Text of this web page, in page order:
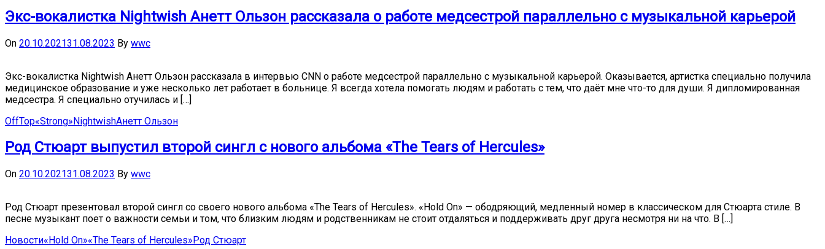
Экс-вокалистка Nightwish Анетт Ользон рассказала о работе медсестрой параллельно с музыкальной карьерой
On 20.10.202131.08.2023 By wwc
Экс-вокалистка Nightwish Анетт Ользон рассказала в интервью CNN о работе медсестрой параллельно с музыкальной карьерой. Оказывается, артистка специально получила
медицинское образование и уже несколько лет работает в больнице. Я всегда хотела помогать людям и работать с тем, что даёт мне что-то для души. Я дипломированная
медсестра. Я специально отучилась и […]
OffTop«Strong»NightwishАнетт Ользон
Род Стюарт выпустил второй сингл с нового альбома «The Tears of Hercules»
On 20.10.202131.08.2023 By wwc
Род Стюарт презентовал второй сингл со своего нового альбома «The Tears of Hercules». «Hold On» — ободряющий, медленный номер в классическом для Стюарта стиле. В
песне музыкант поет о важности семьи и том, что близким людям и родственникам не стоит отдаляться и поддерживать друг друга несмотря ни на что. В […]
Новости«Hold On»«The Tears of Hercules» Род Стюарт